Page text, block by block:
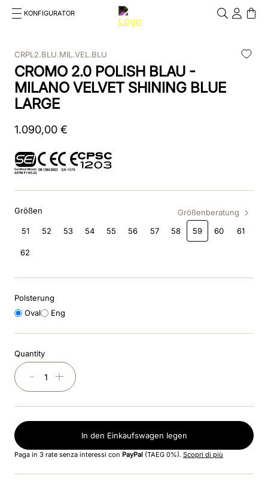
KONFIGURATOR
TOP SEARCHES
1.reithelm
4.visiera polo
7.textil
9.helm
CRPL2.BLU.MIL.VEL.BLU
CROMO 2.0 POLISH BLAU -
MILANO VELVET SHINING BLUE
LARGE
1.090,00 €
Größen
Größenberatung
51
52 53 54 55 56 57 58 59 60 61
62
Polsterung
Oval
Eng
Quantity
＋
－
In den Einkaufswagen legen
Paga in 3 rate senza interessi con PayPal (TAEG 0%). Scopri di più